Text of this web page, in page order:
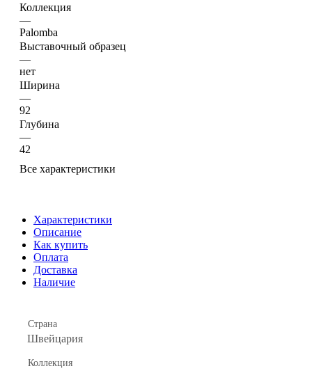
Коллекция
—
Palomba
Выставочный образец
—
нет
Ширина
—
92
Глубина
—
42
Все характеристики
Характеристики
Описание
Как купить
Оплата
Доставка
Наличие
Страна
Швейцария
Коллекция